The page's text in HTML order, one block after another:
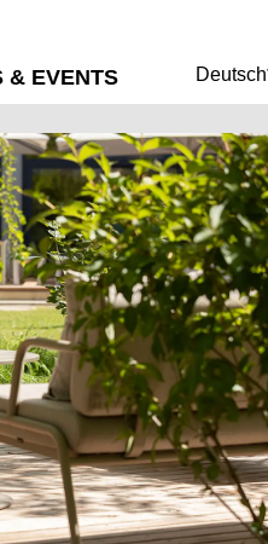
& EVENTS
Deutsch
English
Français
Polski
Italiano